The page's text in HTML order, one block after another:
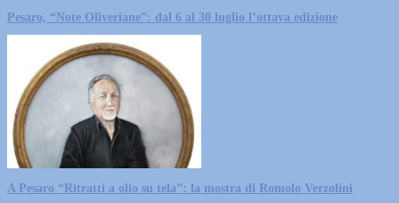
Pesaro, “Note Oliveriane”: dal 6 al 30 luglio l’ottava edizione
A Pesaro “Ritratti a olio su tela”: la mostra di Romolo Verzolini